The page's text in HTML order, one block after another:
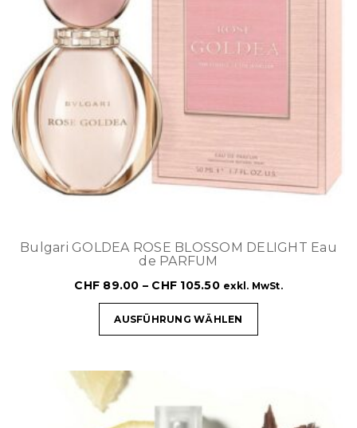
Bulgari GOLDEA ROSE BLOSSOM DELIGHT Eau
de PARFUM
CHF 89.00 – CHF 105.50 exkl. MwSt.
AUSFÜHRUNG WÄHLEN